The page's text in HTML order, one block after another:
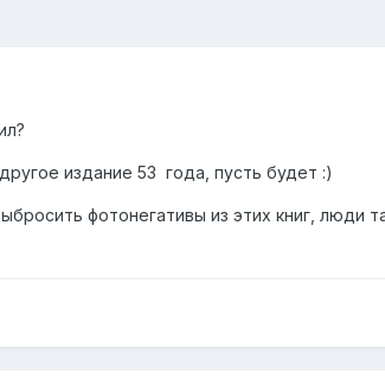
издание 53 года, пусть будет :)
фотонегативы из этих книг,